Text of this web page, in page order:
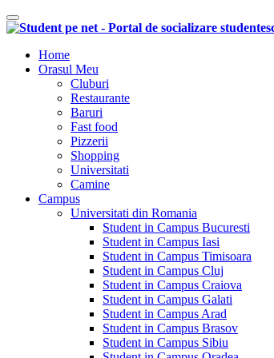
Comutare navigare
Home
Orasul Meu
Cluburi
Restaurante
Baruri
Fast food
Pizzerii
Shopping
Universitati
Camine
Campus
Universitati din Romania
Student in Campus Bucuresti
Student in Campus Iasi
Student in Campus Timisoara
Student in Campus Cluj
Student in Campus Craiova
Student in Campus Galati
Student in Campus Arad
Student in Campus Brasov
Student in Campus Sibiu